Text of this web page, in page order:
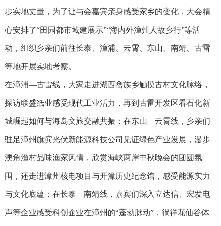
步实地丈量，为了让与会嘉宾亲身感受家乡的变化，大会精
心安排了“田园都市城建展示”“海内外漳州人故乡行”等活
动，组织乡亲们前往长泰、漳浦、云霄、东山、南靖、古雷
等地开展实地考察。
在漳浦—古雷线，大家走进湖西畲族乡触摸古村文化脉络，
探访联盛纸业感受现代工业活力，再到古雷开发区看石化新
城崛起如何与海岛文旅交融共振；在东山—云霄线，乡亲们
驻足漳州旗滨光伏新能源科技公司见证绿色产业发展，漫步
澳角渔村品味渔家风情，欣赏海峡两岸中秋晚会的团圆氛
围，还走进漳州核电项目与开漳历史纪念馆，感受能源实力
与文化底蕴；在长泰—南靖线，嘉宾们深入立达信、宏发电
声等企业感受科创企业在漳州的“蓬勃脉动”，徜徉花仙谷体